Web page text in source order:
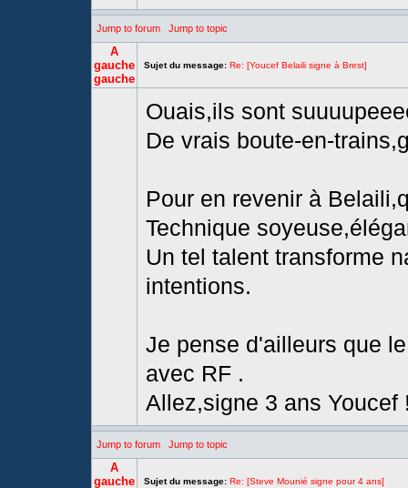
Jump to forum Jump to topic
A
gauche
gauche
Sujet du message: Re: [Youcef Belaili signe à Brest]
Ouais,ils sont
De vrais boute-en-
Pour en revenir à
Technique
Un tel talent transforme
intentions.
Je pense d'ailleurs que
avec RF .
Allez,signe 3 ans Youcef
Jump to forum Jump to topic
A
gauche
Sujet du message: Re: [Steve Mounié signe pour 4 ans]